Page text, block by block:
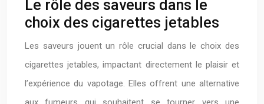
Le rôle des saveurs dans le
choix des cigarettes jetables
Les saveurs jouent un rôle crucial dans le choix des
cigarettes jetables, impactant directement le plaisir et
l’expérience du vapotage. Elles offrent une alternative